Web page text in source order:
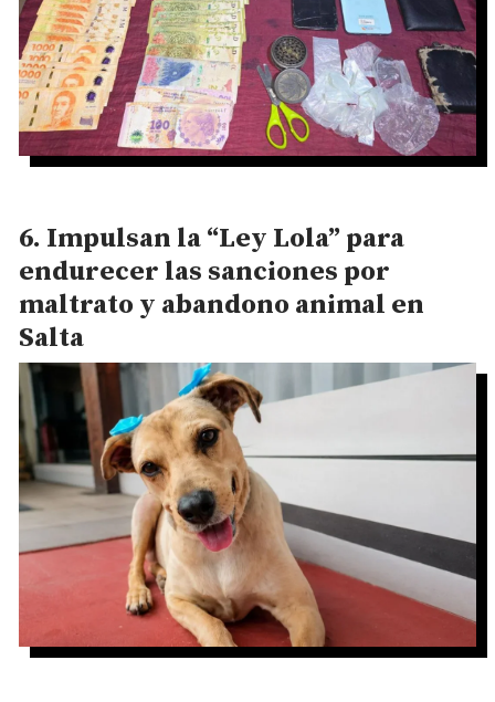
Impulsan la “Ley Lola” para
endurecer las sanciones por
maltrato y abandono animal en
Salta